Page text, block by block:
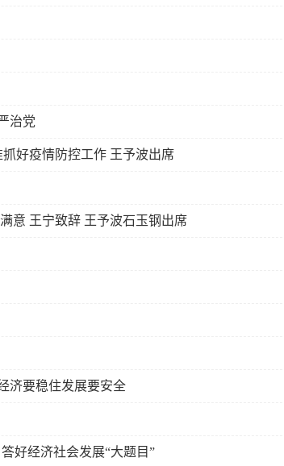
治党
好疫情防控工作 王予波出席
意 王宁致辞 王予波石玉钢出席
济要稳住发展要安全
好经济社会发展“大题目”